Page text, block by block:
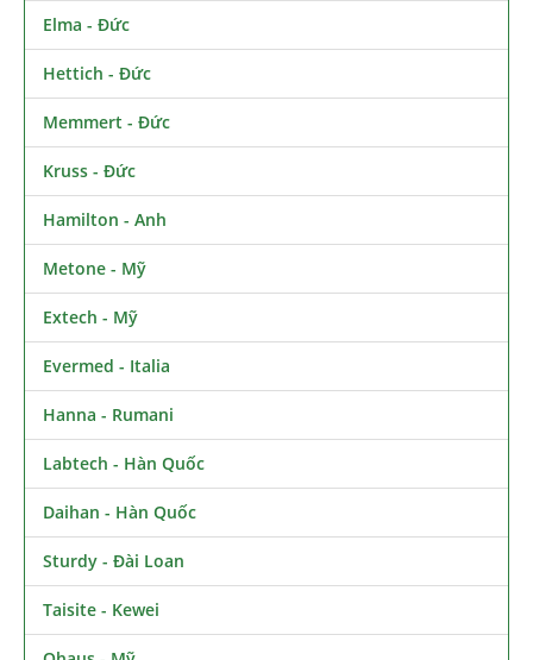
Elma - Đức
Hettich - Đức
Memmert - Đức
Kruss - Đức
Hamilton - Anh
Metone - Mỹ
Extech - Mỹ
Evermed - Italia
Hanna - Rumani
Labtech - Hàn Quốc
Daihan - Hàn Quốc
Sturdy - Đài Loan
Taisite - Kewei